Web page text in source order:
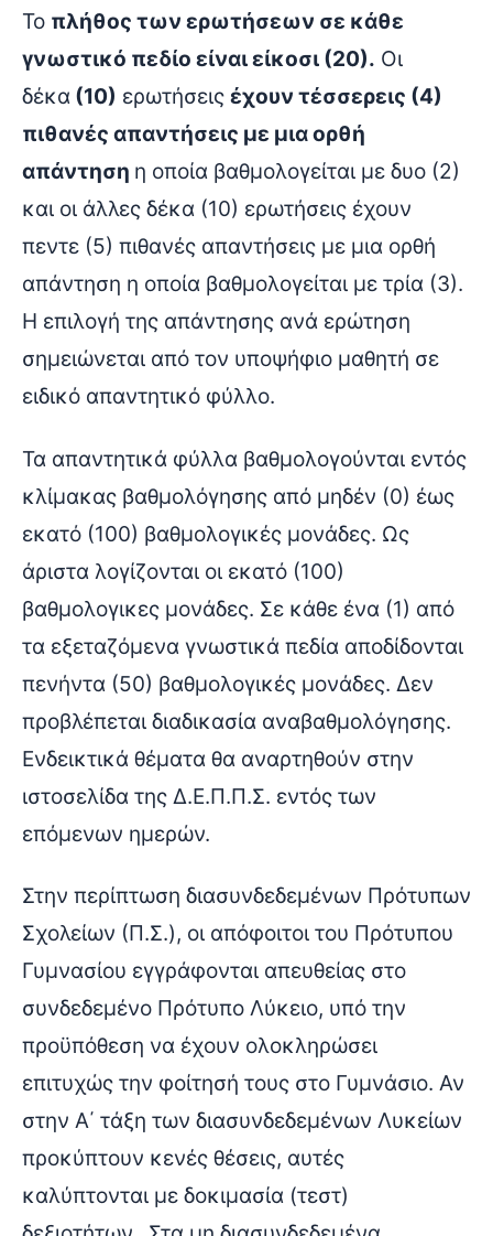
Το πλήθος των ερωτήσεων σε κάθε
γνωστικό πεδίο είναι είκοσι (20). Oι
δέκα (10) ερωτήσεις έχουν τέσσερεις (4)
πιθανές απαντήσεις με μια ορθή
απάντηση η οποία βαθμολογείται με δυο (2)
και οι άλλες δέκα (10) ερωτήσεις έχουν
πεντε (5) πιθανές απαντήσεις με μια ορθή
απάντηση η οποία βαθμολογείται με τρία (3).
Η επιλογή της απάντησης ανά ερώτηση
σημειώνεται από τον υποψήφιο μαθητή σε
ειδικό απαντητικό φύλλο.
Τα απαντητικά φύλλα βαθμολογούνται εντός
κλίμακας βαθμολόγησης από μηδέν (0) έως
εκατό (100) βαθμολογικές μονάδες. Ως
άριστα λογίζονται οι εκατό (100)
βαθμολογικες μονάδες. Σε κάθε ένα (1) από
τα εξεταζόμενα γνωστικά πεδία αποδίδονται
πενήντα (50) βαθμολογικές μονάδες. Δεν
προβλέπεται διαδικασία αναβαθμολόγησης.
Ενδεικτικά θέματα θα αναρτηθούν στην
ιστοσελίδα της Δ.Ε.Π.Π.Σ. εντός των
επόμενων ημερών.
Στην περίπτωση διασυνδεδεμένων Πρότυπων
Σχολείων (Π.Σ.), οι απόφοιτοι του Πρότυπου
Γυμνασίου εγγράφονται απευθείας στο
συνδεδεμένο Πρότυπο Λύκειο, υπό την
προϋπόθεση να έχουν ολοκληρώσει
επιτυχώς την φοίτησή τους στο Γυμνάσιο. Αν
στην Α΄ τάξη των διασυνδεδεμένων Λυκείων
προκύπτουν κενές θέσεις, αυτές
καλύπτονται με δοκιμασία (τεστ)